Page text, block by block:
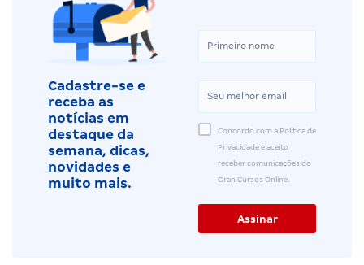
Cadastre-se e
receba as
notícias em
destaque da
semana, dicas,
novidades e
muito mais.
Concordo com a Política de
Privacidade e aceito
receber comunicações do
Gran Cursos Online.